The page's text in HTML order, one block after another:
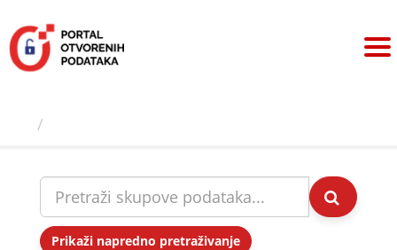
sadržaj
Prikaži napredno pretraživanje